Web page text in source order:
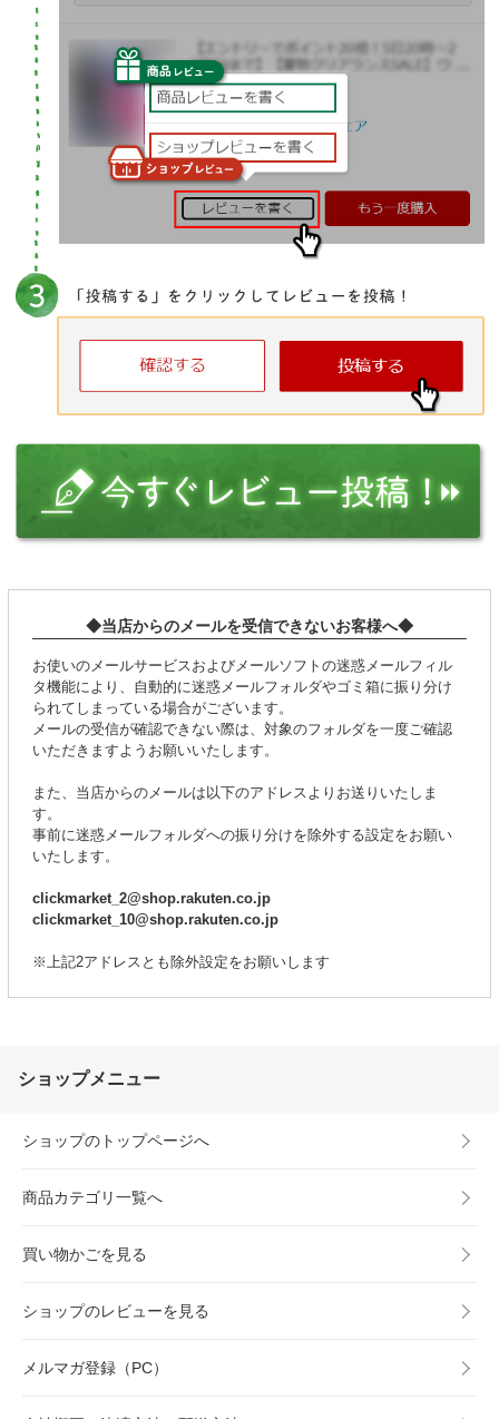
◆当店からのメールを受信できないお客様へ◆
お使いのメールサービスおよびメールソフトの迷惑メールフィル
タ機能により、自動的に迷惑メールフォルダやゴミ箱に振り分け
られてしまっている場合がございます。
メールの受信が確認できない際は、対象のフォルダを一度ご確認
いただきますようお願いいたします。
また、当店からのメールは以下のアドレスよりお送りいたしま
す。
事前に迷惑メールフォルダへの振り分けを除外する設定をお願い
いたします。
clickmarket_2@shop.rakuten.co.jp
clickmarket_10@shop.rakuten.co.jp
※上記2アドレスとも除外設定をお願いします
ショップメニュー
ショップのトップページへ
商品カテゴリ一覧へ
買い物かごを見る
ショップのレビューを見る
メルマガ登録（PC）